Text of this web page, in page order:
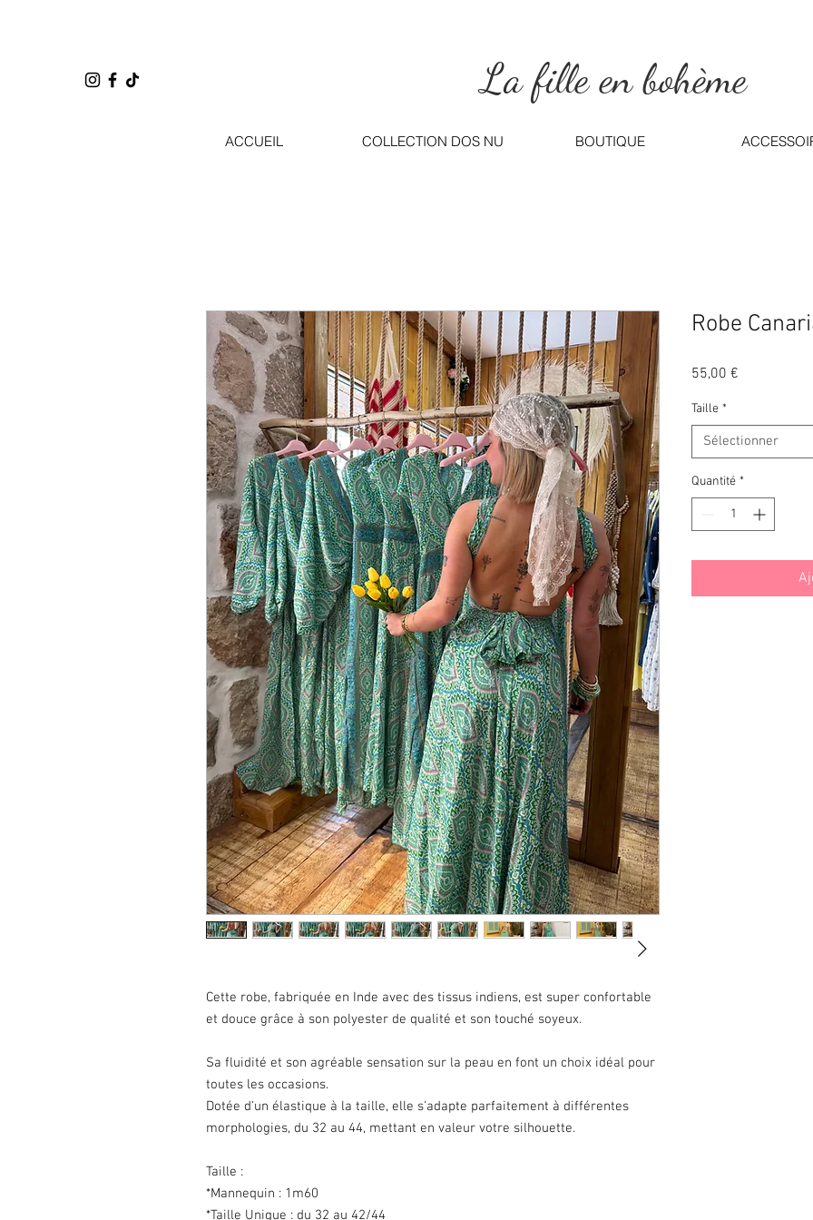
La fille en bohème
ACCUEIL COLLECTION DOS NU BOUTIQUE
Cette robe, fabriquée en Inde avec des tissus indiens, est super confortable
et douce grâce à son polyester de qualité et son touché soyeux.
Sa fluidité et son agréable sensation sur la peau en font un choix idéal pour
toutes les occasions.
Dotée d'un élastique à la taille, elle s'adapte parfaitement à différentes
morphologies, du 32 au 44, mettant en valeur votre silhouette.
Taille :
*Mannequin : 1m60
*Taille Unique : du 32 au 42/44
Robe
55,00 €
Taille *
Sélectionner
Quantité *